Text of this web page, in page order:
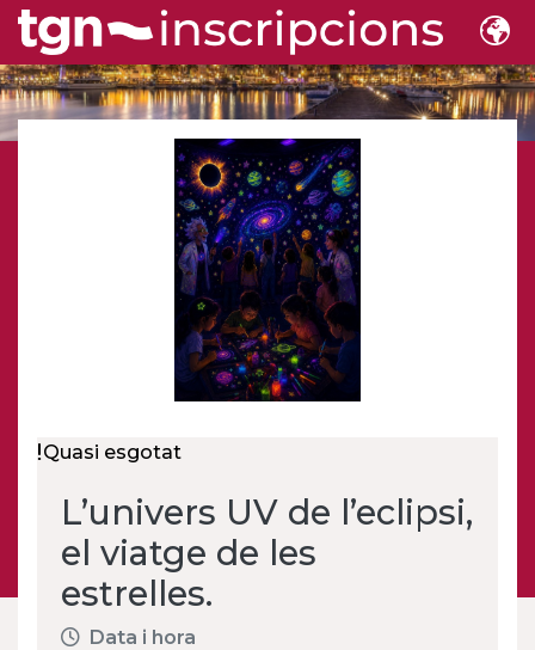
Quasi esgotat
L’univers UV de l’eclipsi,
el viatge de les
estrelles.
Data i hora